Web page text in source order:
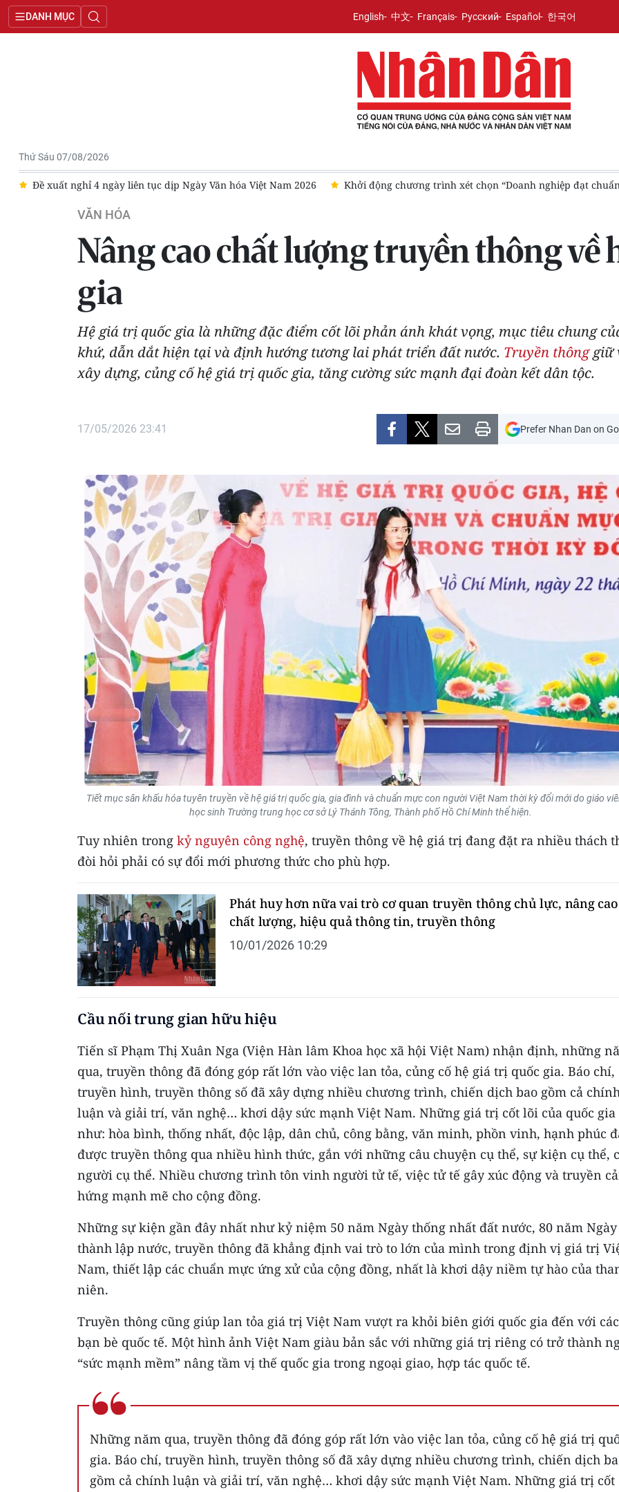
DANH MỤC English 中文 Français Русский Español 한국어
Thứ Sáu 07/08/2026
Đề xuất nghỉ 4 ngày liên tục dịp Ngày Văn hóa Việt Nam 2026 Khởi động chương trình xét chọn “Doanh nghiệp đạt
VĂN HÓA
Nâng cao chất lượng truyền thông về
gia
Hệ giá trị quốc gia là những đặc điểm cốt lõi phản ánh khát vọng, mục tiêu chung
khứ, dẫn dắt hiện tại và định hướng tương lai phát triển đất nước. Truyền thônggiữ
xây dựng, củng cố hệ giá trị quốc gia, tăng cường sức mạnh đại đoàn kết dân tộc.
17/05/2026 23:41 Prefer Nhan Dan on
Tiết mục sân khấu hóa tuyên truyền về hệ giá trị quốc gia, gia đình và chuẩn mực con người Việt Nam thời kỳ đổi mới do giáo
học sinh Trường trung học cơ sở Lý Thánh Tông, Thành phố Hồ Chí Minh thể hiện.
Tuy nhiên trong kỷ nguyên công nghệ, truyền thông về hệ giá trị đang đặt ra nhiều thách
đòi hỏi phải có sự đổi mới phương thức cho phù hợp.
Phát huy hơn nữa vai trò cơ quan truyền thông chủ lực, nâng cao
chất lượng, hiệu quả thông tin, truyền thông
10/01/2026 10:29
Cầu nối trung gian hữu hiệu
Tiến sĩ Phạm Thị Xuân Nga (Viện Hàn lâm Khoa học xã hội Việt Nam) nhận định, những
qua, truyền thông đã đóng góp rất lớn vào việc lan tỏa, củng cố hệ giá trị quốc gia. Báo chí,
truyền hình, truyền thông số đã xây dựng nhiều chương trình, chiến dịch bao gồm cả
luận và giải trí, văn nghệ… khơi dậy sức mạnh Việt Nam. Những giá trị cốt lõi của quốc gia
như: hòa bình, thống nhất, độc lập, dân chủ, công bằng, văn minh, phồn vinh, hạnh phúc
được truyền thông qua nhiều hình thức, gắn với những câu chuyện cụ thể, sự kiện cụ thể,
người cụ thể. Nhiều chương trình tôn vinh người tử tế, việc tử tế gây xúc động và truyền
hứng mạnh mẽ cho cộng đồng.
Những sự kiện gần đây nhất như kỷ niệm 50 năm Ngày thống nhất đất nước, 80 năm Ngày
thành lập nước, truyền thông đã khẳng định vai trò to lớn của mình trong định vị giá trị
Nam, thiết lập các chuẩn mực ứng xử của cộng đồng, nhất là khơi dậy niềm tự hào của
niên.
Truyền thông cũng giúp lan tỏa giá trị Việt Nam vượt ra khỏi biên giới quốc gia đến với các
bạn bè quốc tế. Một hình ảnh Việt Nam giàu bản sắc với những giá trị riêng có trở thành
“sức mạnh mềm” nâng tầm vị thế quốc gia trong ngoại giao, hợp tác quốc tế.
Những năm qua, truyền thông đã đóng góp rất lớn vào việc lan tỏa, củng cố hệ giá trị
gia. Báo chí, truyền hình, truyền thông số đã xây dựng nhiều chương trình, chiến dịch
gồm cả chính luận và giải trí, văn nghệ… khơi dậy sức mạnh Việt Nam. Những giá trị cốt